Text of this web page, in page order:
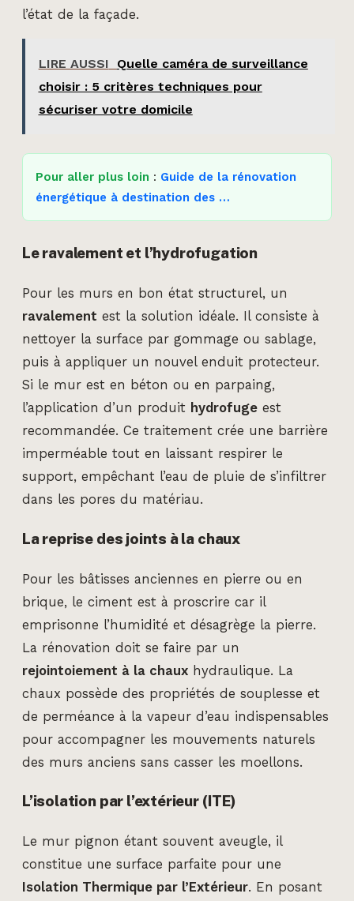
l’état de la façade.
LIRE AUSSI
Quelle caméra de surveillance
choisir : 5 critères techniques pour
sécuriser votre domicile
Pour aller plus loin : Guide de la rénovation
énergétique à destination des …
Le ravalement et l’hydrofugation
Pour les murs en bon état structurel, un
ravalement est la solution idéale. Il consiste à
nettoyer la surface par gommage ou sablage,
puis à appliquer un nouvel enduit protecteur.
Si le mur est en béton ou en parpaing,
l’application d’un produit hydrofuge est
recommandée. Ce traitement crée une barrière
imperméable tout en laissant respirer le
support, empêchant l’eau de pluie de s’infiltrer
dans les pores du matériau.
La reprise des joints à la chaux
Pour les bâtisses anciennes en pierre ou en
brique, le ciment est à proscrire car il
emprisonne l’humidité et désagrège la pierre.
La rénovation doit se faire par un
rejointoiement à la chaux hydraulique. La
chaux possède des propriétés de souplesse et
de perméance à la vapeur d’eau indispensables
pour accompagner les mouvements naturels
des murs anciens sans casser les moellons.
L’isolation par l’extérieur (ITE)
Le mur pignon étant souvent aveugle, il
constitue une surface parfaite pour une
Isolation Thermique par l’Extérieur. En posant